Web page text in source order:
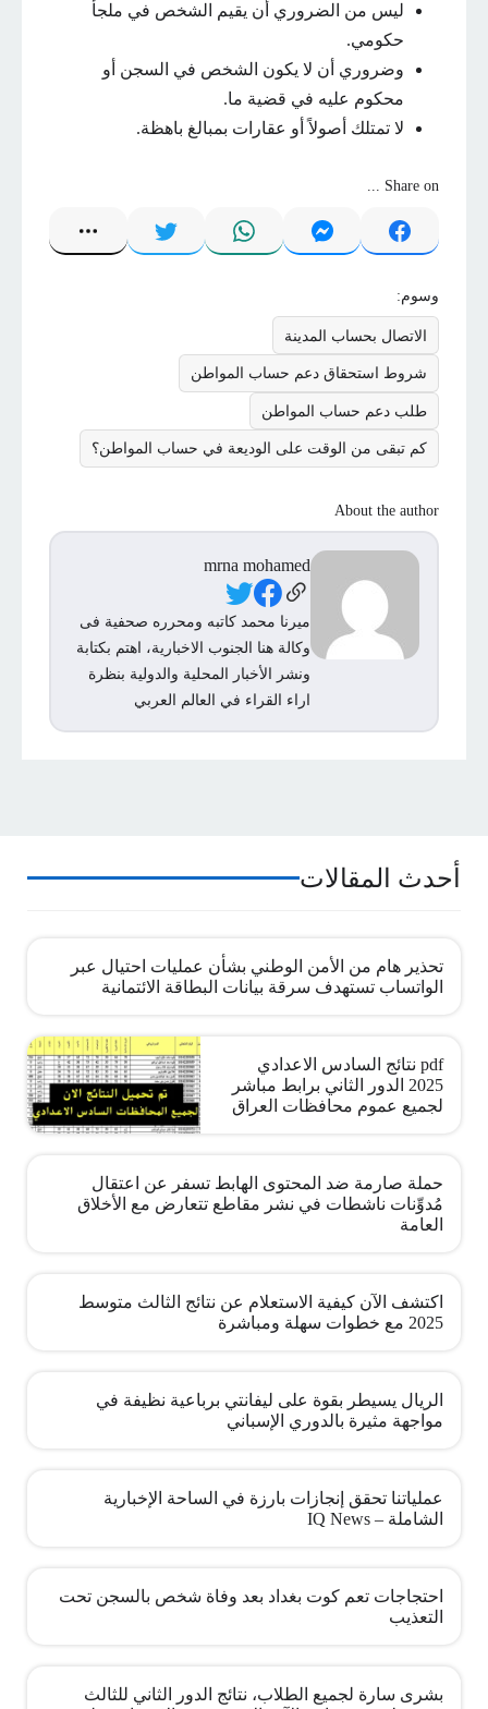
ليس من الضروري أن يقيم الشخص في ملجأ
حكومي.
وضروري أن لا يكون الشخص في السجن أو
محكوم عليه في قضية ما.
لا تمتلك أصولاً أو عقارات بمبالغ باهظة.
Share on ...
وسوم:
الاتصال بحساب المدينة
شروط استحقاق دعم حساب المواطن
طلب دعم حساب المواطن
كم تبقى من الوقت على الوديعة في حساب المواطن؟
About the author
mrna mohamed
Social Links
ميرنا محمد كاتبه ومحرره صحفية فى
وكالة هنا الجنوب الاخبارية، اهتم بكتابة
ونشر الأخبار المحلية والدولية بنظرة
اراء القراء في العالم العربي
أحدث المقالات
تحذير هام من الأمن الوطني بشأن عمليات احتيال عبر
الواتساب تستهدف سرقة بيانات البطاقة الائتمانية
pdf نتائج السادس الاعدادي
2025 الدور الثاني برابط مباشر
لجميع عموم محافظات العراق
حملة صارمة ضد المحتوى الهابط تسفر عن اعتقال
مُدوِّنات ناشطات في نشر مقاطع تتعارض مع الأخلاق
العامة
اكتشف الآن كيفية الاستعلام عن نتائج الثالث متوسط
2025 مع خطوات سهلة ومباشرة
الريال يسيطر بقوة على ليفانتي برباعية نظيفة في
مواجهة مثيرة بالدوري الإسباني
عملياتنا تحقق إنجازات بارزة في الساحة الإخبارية
الشاملة – IQ News
احتجاجات تعم كوت بغداد بعد وفاة شخص بالسجن تحت
التعذيب
بشرى سارة لجميع الطلاب، نتائج الدور الثاني للثالث